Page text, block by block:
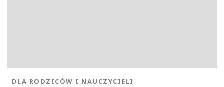
DLA RODZICÓW I NAUCZYCIELI